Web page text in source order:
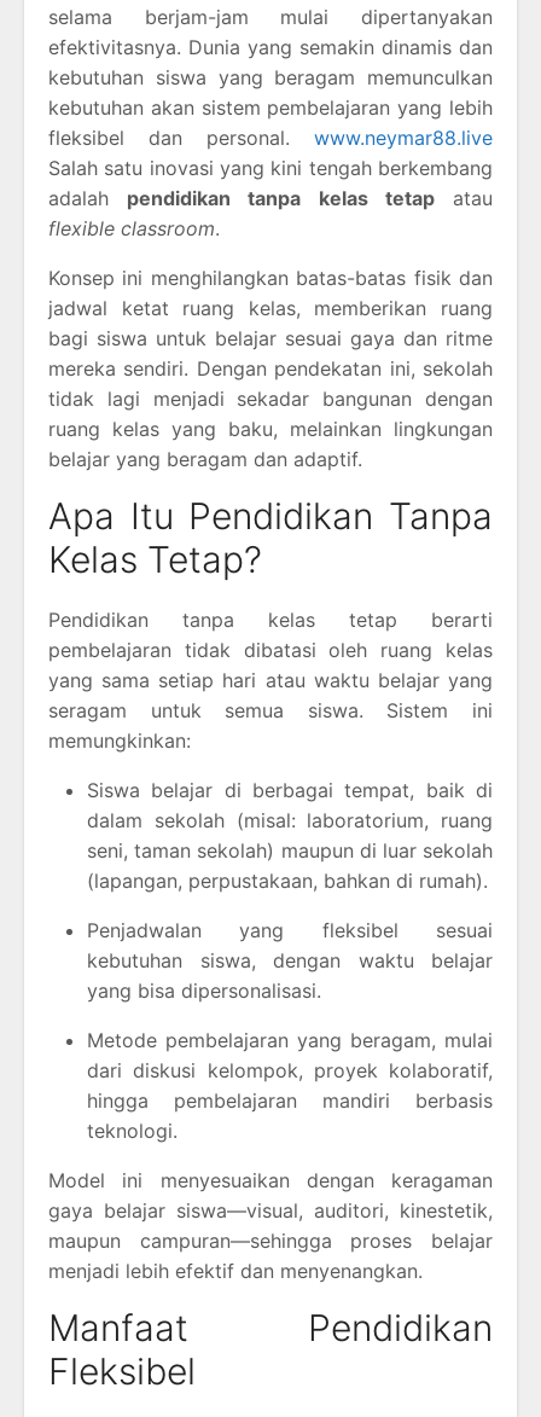
selama berjam-jam mulai dipertanyakan
efektivitasnya. Dunia yang semakin dinamis dan
kebutuhan siswa yang beragam memunculkan
kebutuhan akan sistem pembelajaran yang lebih
fleksibel dan personal. www.neymar88.live
Salah satu inovasi yang kini tengah berkembang
adalah pendidikan tanpa kelas tetapatau
flexible classroom.
Konsep ini menghilangkan batas-batas fisik dan
jadwal ketat ruang kelas, memberikan ruang
bagi siswa untuk belajar sesuai gaya dan ritme
mereka sendiri. Dengan pendekatan ini, sekolah
tidak lagi menjadi sekadar bangunan dengan
ruang kelas yang baku, melainkan lingkungan
belajar yang beragam dan adaptif.
Apa Itu Pendidikan Tanpa
Kelas Tetap?
Pendidikan tanpa kelas tetap berarti
pembelajaran tidak dibatasi oleh ruang kelas
yang sama setiap hari atau waktu belajar yang
seragam untuk semua siswa. Sistem ini
memungkinkan:
Siswa belajar di berbagai tempat, baik di
dalam sekolah (misal: laboratorium, ruang
seni, taman sekolah) maupun di luar sekolah
(lapangan, perpustakaan, bahkan di rumah).
Penjadwalan yang fleksibel sesuai
kebutuhan siswa, dengan waktu belajar
yang bisa dipersonalisasi.
Metode pembelajaran yang beragam, mulai
dari diskusi kelompok, proyek kolaboratif,
hingga pembelajaran mandiri berbasis
teknologi.
Model ini menyesuaikan dengan keragaman
gaya belajar siswa—visual, auditori, kinestetik,
maupun campuran—sehingga proses belajar
menjadi lebih efektif dan menyenangkan.
Manfaat Pendidikan
Fleksibel